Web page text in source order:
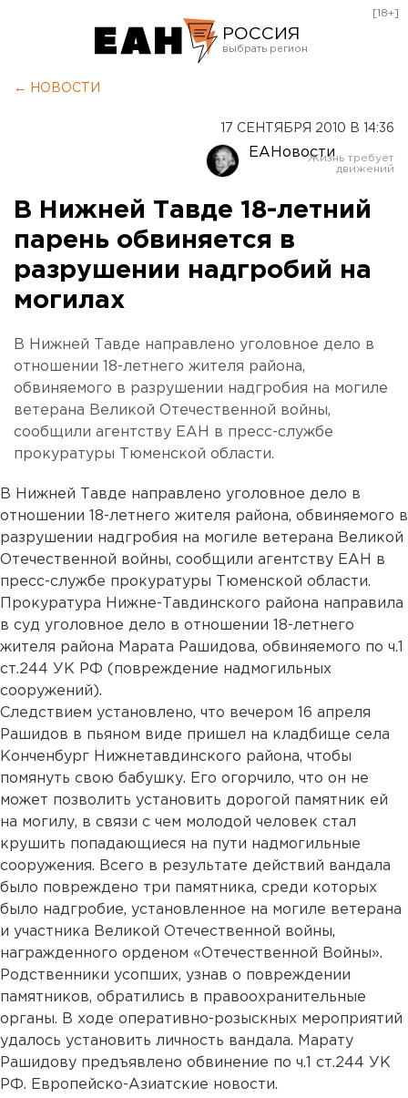
РОССИЯ
Оренбург
[18+]
← НОВОСТИ
17 СЕНТЯБРЯ 2010 В 14:36
ЕАНовости
В Нижней Тавде 18-летний
парень обвиняется в
разрушении надгробий на
могилах
В Нижней Тавде направлено уголовное дело в
отношении 18-летнего жителя района,
обвиняемого в разрушении надгробия на могиле
ветерана Великой Отечественной войны,
сообщили агентству ЕАН в пресс-службе
прокуратуры Тюменской области.
В Нижней Тавде направлено уголовное дело в
отношении 18-летнего жителя района, обвиняемого в
разрушении надгробия на могиле ветерана Великой
Отечественной войны, сообщили агентству ЕАН в
пресс-службе прокуратуры Тюменской области.
Прокуратура Нижне-Тавдинского района направила
в суд уголовное дело в отношении 18-летнего
жителя района Марата Рашидова, обвиняемого по ч.1
ст.244 УК РФ (повреждение надмогильных
сооружений).
Следствием установлено, что вечером 16 апреля
Рашидов в пьяном виде пришел на кладбище села
Конченбург Нижнетавдинского района, чтобы
помянуть свою бабушку. Его огорчило, что он не
может позволить установить дорогой памятник ей
на могилу, в связи с чем молодой человек стал
крушить попадающиеся на пути надмогильные
сооружения. Всего в результате действий вандала
было повреждено три памятника, среди которых
было надгробие, установленное на могиле ветерана
и участника Великой Отечественной войны,
награжденного орденом «Отечественной Войны».
Родственники усопших, узнав о повреждении
памятников, обратились в правоохранительные
органы. В ходе оперативно-розыскных мероприятий
удалось установить личность вандала. Марату
Рашидову предъявлено обвинение по ч.1 ст.244 УК
РФ. Европейско-Азиатские новости.